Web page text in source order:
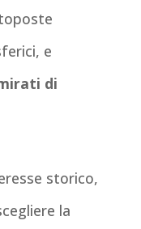
e
di
storico,
la